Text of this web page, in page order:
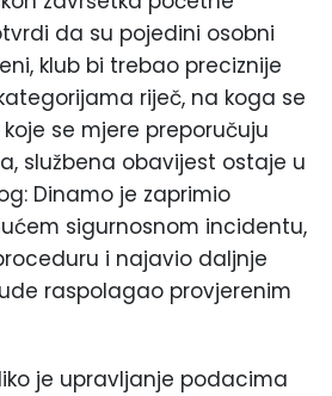
da su pojedini osobni
klub bi trebao preciznije
riječ, na koga se
se mjere preporučuju
službena obavijest ostaje u
Dinamo je zaprimio
sigurnosnom incidentu,
i najavio daljnje
raspolagao provjerenim
je upravljanje podacima